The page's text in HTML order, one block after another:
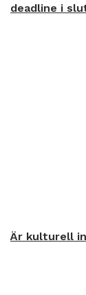
deadline i
Är kulturell